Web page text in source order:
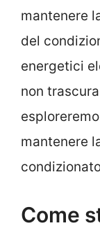
mantenere
del
energetici
non
mantenere
Come